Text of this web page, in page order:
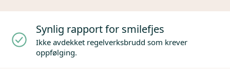
Synlig rapport for smilefjes
Ikke avdekket regelverksbrudd som krever
oppfølging.